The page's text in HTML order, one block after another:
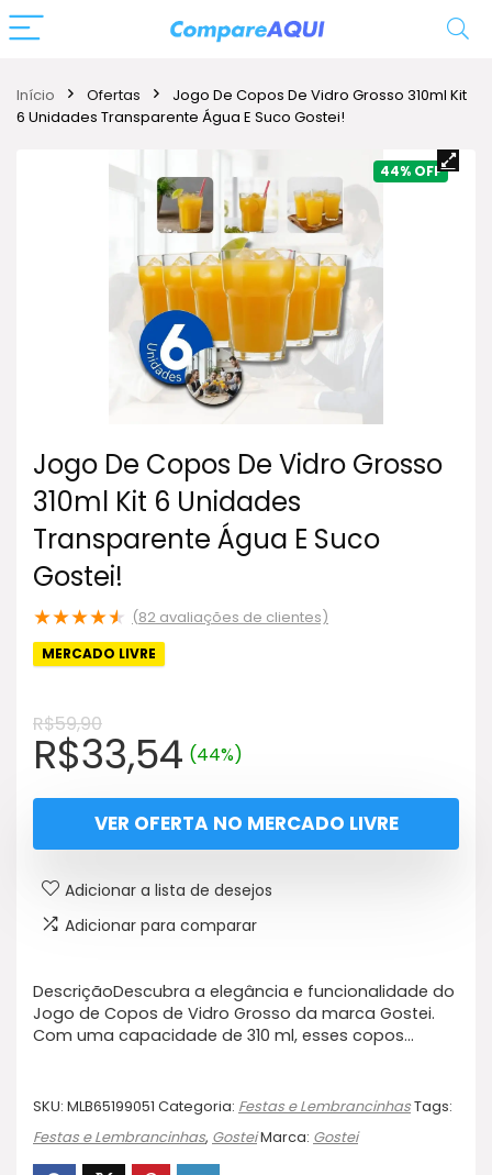
Início Ofertas
Jogo De Copos De Vidro Grosso 310ml Kit
6 Unidades Transparente Água E Suco Gostei!
44%
Jogo De Copos De Vidro Grosso
310ml Kit 6 Unidades
Transparente Água E Suco
Gostei!
★★★★★ (82 avaliações de clientes)
MERCADO LIVRE
R$59,90
O
preço
original
era:
R$59,90.
R$33,54O
preço
atual
é:
R$33,54.
(44%)
VER OFERTA NO MERCADO LIVRE
Adicionar a lista de desejos
Adicionar para comparar
DescriçãoDescubra a elegância e funcionalidade do
Jogo de Copos de Vidro Grosso da marca Gostei.
Com uma capacidade de 310 ml, esses copos…
SKU: MLB65199051 Categoria: Festas e LembrancinhasTags:
Festas e Lembrancinhas, GosteiMarca: Gostei